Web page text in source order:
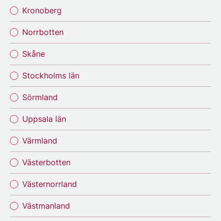
Kronoberg
Norrbotten
Skåne
Stockholms län
Sörmland
Uppsala län
Värmland
Västerbotten
Västernorrland
Västmanland